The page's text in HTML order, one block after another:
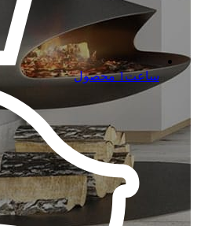
ساعت1 محصول